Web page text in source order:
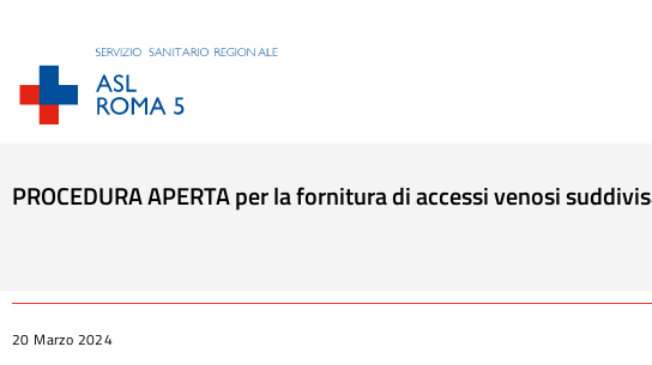
PROCEDURA APERTA per la fornitura di accessi venosi
20 Marzo 2024